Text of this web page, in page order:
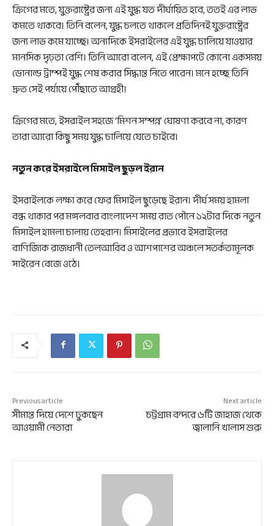
ক্রিগের মতে, যুক্তরাষ্ট্রের জন্য এই যুদ্ধ যত দীর্ঘায়িত হবে, ততই এর লাভ
কমতে থাকবে। তিনি বলেন, যুদ্ধ চলতে থাকলে প্রতিদিনই যুক্তরাষ্ট্রের
জন্য লাভ কমে যাচ্ছে। অন্যদিকে ইসরাইলের এই যুদ্ধ চালিয়ে যাওয়ার
মানসিক দৃঢ়তা বেশি। তিনি আরো বলেন, এই প্রেক্ষাপটে কোনো একসময়
ডোনাল্ড ট্রাম্পই যুদ্ধ শেষ করার সিদ্ধান্ত নিতে পারেন। মনে হচ্ছে তিনি
দ্রুত সেই পর্যায়ে পৌঁছাতে আগ্রহী।
ক্রিগের মতে, ইসরাইল সহজে ‘মিশন সম্পন্ন’ ঘোষণা করবে না, কারণ
তারা আরো কিছু সময় যুদ্ধ চালিয়ে যেতে চাইবে।
নতুন করে ইসরাইলে মিসাইল ছুড়ল ইরান
ইসরাইলকে লক্ষ্য করে ফের মিসাইল ছুড়েছে ইরান। দীর্ঘ সময় হামলা
বন্ধ থাকার পর মঙ্গলবার বাংলাদেশ সময় রাত পৌনে ১২টার দিকে নতুন
মিসাইল হামলা চালায় তেহরান। মিসাইলের প্রভাবে ইসরাইলের
বাণিজ্যিক রাজধানী তেলআবিব ও আশপাশের অঞ্চলে সতর্কতামূলক
সাইরেন বেজে ওঠে।
Previous article
সীমান্ত দিয়ে দেশে ঢুকছেন
আওয়ামী নেতারা
Next article
চট্টগ্রাম বন্দরে ৬টি জাহাজ থেকে
জ্বালানি খালাস শুরু